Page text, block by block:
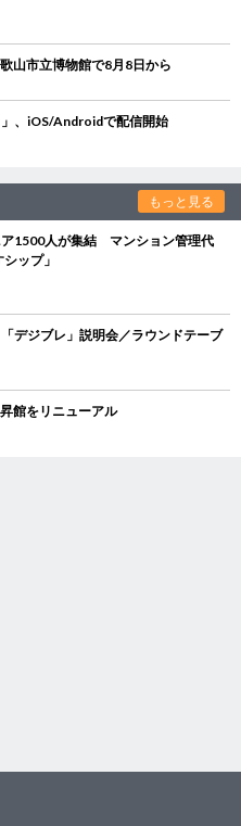
山市立博物館で8月8日から
、iOS/Androidで配信開始
もっと見る
ア1500人が集結 マンション管理代
ップ」
デジブレ」説明会／ラウンドテーブ
館をリニューアル